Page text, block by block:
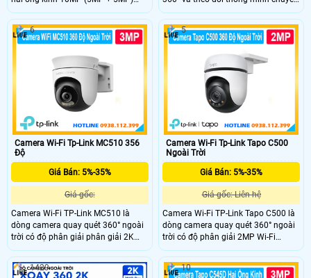
cho khả năng giám sát toàn diện
với hình ảnh sắc nét. Camera tích
hợp AI IMOU SENSE phát hiện người,
thú cưng, âm thanh, Smart Tracking,
đàm thoại hai chiều, báo động đèn
và còi, WiFi 6, ONVIF cùng thẻ nhớ
512GB, phù hợp lắp đặt cho gia
đình, văn phòng và cửa hàng.
động con người. Camera cung cấp
tầm nhìn ban đêm có màu. Công
nghệ AI phát hiện theo dõi thông
minh chuyển động con người, vùng
hoạt động tùy chỉnh, lưu trữ MicroSD
512GB và đám mây.
Camera Wi-Fi Tp-Link MC510 356
Độ
Giá Bán: 5%-35%
Giá gốc:
Camera Wi-Fi TP-Link MC510 là
dòng camera quay quét 360° ngoài
trời có độ phân giải phân giải 2K
3MP và tầm nhìn ban đêm có màu
30m. Công nghệ AI thông minh
phát hiện chuyển động, vùng hoạt
6
Camera Wi-Fi Tp-Link Tapo C500
Ngoài Trời
Giá Bán: 5%-35%
Giá gốc: Liên hệ
Camera Wi-Fi TP-Link Tapo C500 là
dòng camera quay quét 360° ngoài
trời có độ phân giải 2MP Wi-Fi
2.4GHz. Công nghệ AI phát hiện
chuyển động và theo dõi chuyển
động thông minh, kết hợp báo động
5
1429 10